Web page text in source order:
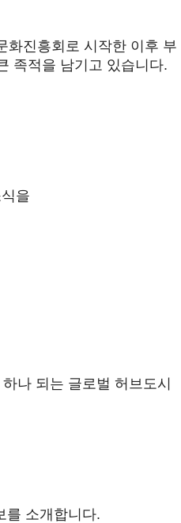
화진흥회로 시작한 이후 부
족적을 남기고 있습니다.
을
나 되는 글로벌 허브도시
를 소개합니다.